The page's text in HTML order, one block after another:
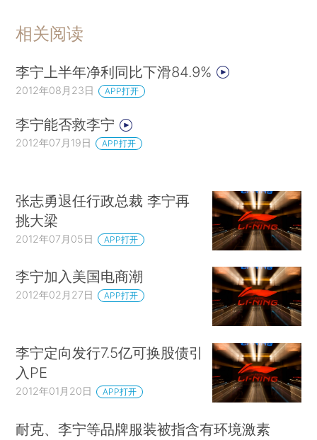
相关阅读
李宁上半年净利同比下滑84.9%
2012年08月23日 APP打开
李宁能否救李宁
2012年07月19日 APP打开
张志勇退任行政总裁 李宁再
挑大梁
2012年07月05日 APP打开
李宁加入美国电商潮
2012年02月27日 APP打开
李宁定向发行7.5亿可换股债引
入PE
2012年01月20日 APP打开
耐克、李宁等品牌服装被指含有环境激素